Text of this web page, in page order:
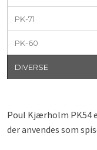
PK-71
PK-60
DIVERSE
​Poul Kjærholm PK54
der anvendes som